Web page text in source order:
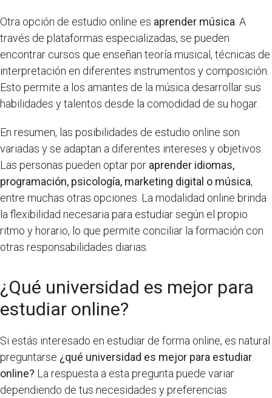
Otra opción de estudio online es aprender música . A
través de plataformas especializadas, se pueden
encontrar cursos que enseñan teoría musical, técnicas de
interpretación en diferentes instrumentos y composición.
Esto permite a los amantes de la música desarrollar sus
habilidades y talentos desde la comodidad de su hogar.
En resumen, las posibilidades de estudio online son
variadas y se adaptan a diferentes intereses y objetivos.
Las personas pueden optar por aprender idiomas,
programación, psicología, marketing digital o música,
entre muchas otras opciones. La modalidad online brinda
la flexibilidad necesaria para estudiar según el propio
ritmo y horario, lo que permite conciliar la formación con
otras responsabilidades diarias.
¿Qué universidad es mejor para
estudiar online?
Si estás interesado en estudiar de forma online, es natural
preguntarse ¿qué universidad es mejor para estudiar
online? La respuesta a esta pregunta puede variar
dependiendo de tus necesidades y preferencias